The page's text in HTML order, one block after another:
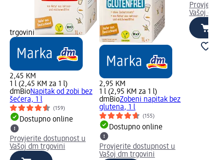
trgovini
2,45 KM
1 l (2,45 KM za 1 l)
dmBioNapitak od zobi bez
šećera, 1 l
(159)
Dostupno online
Provjerite dostupnost u
Vašoj dm trgovini
2,95 KM
1 l (2,95 KM za 1 l)
dmBioZobeni napitak bez
glutena, 1 l
(155)
Dostupno online
Provjerite dostupnost u
Vašoj dm trgovini
Vašoj